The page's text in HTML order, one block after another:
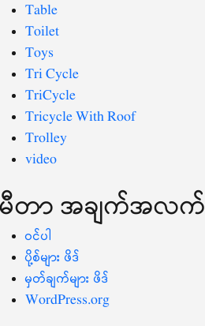
Table
Toilet
Toys
Tri Cycle
TriCycle
Tricycle With Roof
Trolley
video
မီတာ အချက်အလက်
ဝင်ပါ
ပို့စ်များ ဖိဒ်
မှတ်ချက်များ ဖိဒ်
WordPress.org